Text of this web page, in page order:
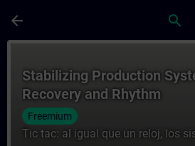
arrow_back search
Stabilizing Production
Recovery and Rhythm
Freemium
Tic tac: al igual que un reloj, los